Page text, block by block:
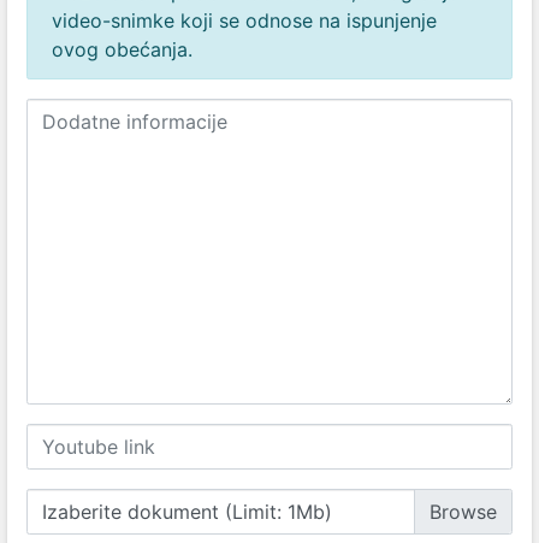
video-snimke koji se odnose na ispunjenje
ovog obećanja.
Izaberite dokument (Limit: 1Mb)